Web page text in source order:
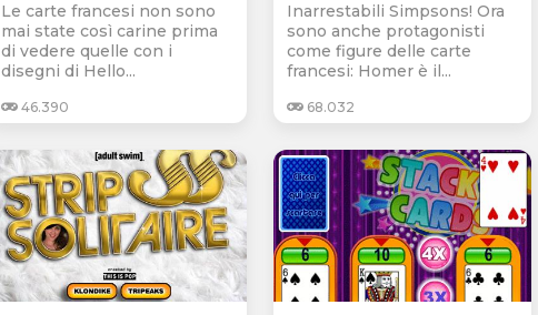
Le carte francesi non sono
mai state così carine prima
di vedere quelle con i
disegni di Hello...
46.390
Inarrestabili Simpsons! Ora
sono anche protagonisti
come figure delle carte
francesi: Homer è il...
68.032